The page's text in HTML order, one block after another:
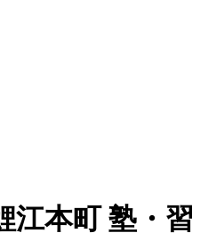
江本町 塾・習